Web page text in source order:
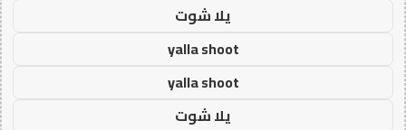
يلا شوت
yalla shoot
yalla shoot
يلا شوت